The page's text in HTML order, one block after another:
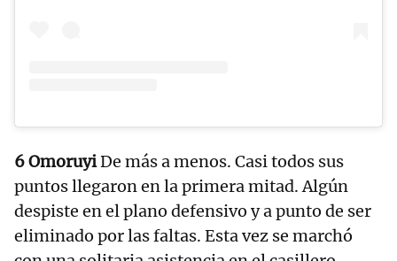
6 OmoruyiDe más a menos. Casi todos sus
puntos llegaron en la primera mitad. Algún
despiste en el plano defensivo y a punto de ser
eliminado por las faltas. Esta vez se marchó